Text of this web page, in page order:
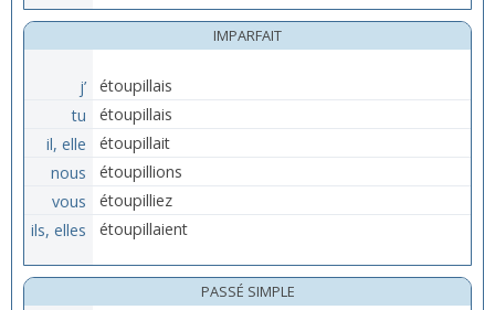
IMPARFAIT
j’
étoupillais
tu
étoupillais
il, elle
étoupillait
nous
étoupillions
vous
étoupilliez
ils, elles
étoupillaient
PASSÉ SIMPLE